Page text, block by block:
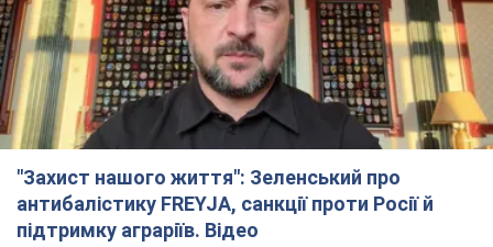
"Захист нашого життя": Зеленський про
антибалістику FREYJA, санкції проти Росії й
підтримку аграріїв. Відео